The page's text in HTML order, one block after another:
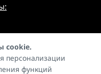
cookie.
персонализации
функций